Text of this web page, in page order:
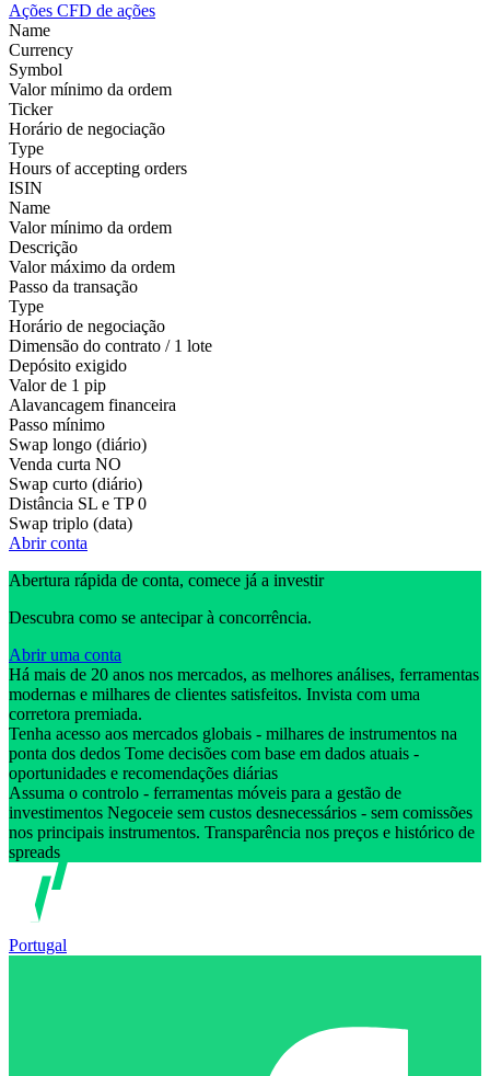
Ações CFD de ações
Name
Currency
Symbol
Valor mínimo da ordem
Ticker
Horário de negociação
Type
Hours of accepting orders
ISIN
Name
Valor mínimo da ordem
Descrição
Valor máximo da ordem
Passo da transação
Type
Horário de negociação
Dimensão do contrato / 1 lote
Depósito exigido
Valor de 1 pip
Alavancagem financeira
Passo mínimo
Swap longo (diário)
Venda curta NO
Swap curto (diário)
Distância SL e TP 0
Swap triplo (data)
Abrir conta
Abertura rápida de conta, comece já a investir
Descubra como se antecipar à concorrência.
Abrir uma conta
Há mais de 20 anos nos mercados, as melhores análises, ferramentas
modernas e milhares de clientes satisfeitos. Invista com uma
corretora premiada.
Tenha acesso aos mercados globais - milhares de instrumentos na
ponta dos dedos Tome decisões com base em dados atuais -
oportunidades e recomendações diárias
Assuma o controlo - ferramentas móveis para a gestão de
investimentos Negoceie sem custos desnecessários - sem comissões
nos principais instrumentos. Transparência nos preços e histórico de
spreads
Portugal